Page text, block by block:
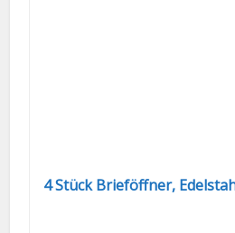
4 Stück Brieföffner,